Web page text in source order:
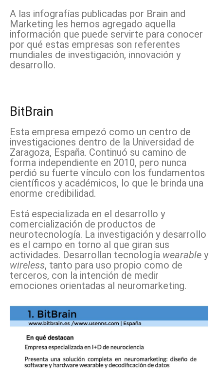
A las infografías publicadas por Brain and
Marketing les hemos agregado aquella
información que puede servirte para conocer
por qué estas empresas son referentes
mundiales de investigación, innovación y
desarrollo.
BitBrain
Esta empresa empezó como un centro de
investigaciones dentro de la Universidad de
Zaragoza, España. Continuó su camino de
forma independiente en 2010, pero nunca
perdió su fuerte vínculo con los fundamentos
científicos y académicos, lo que le brinda una
enorme credibilidad.
Está especializada en el desarrollo y
comercialización de productos de
neurotecnología. La investigación y desarrollo
es el campo en torno al que giran sus
actividades. Desarrollan tecnología wearable y
wireless, tanto para uso propio como de
terceros, con la intención de medir
emociones orientadas al neuromarketing.